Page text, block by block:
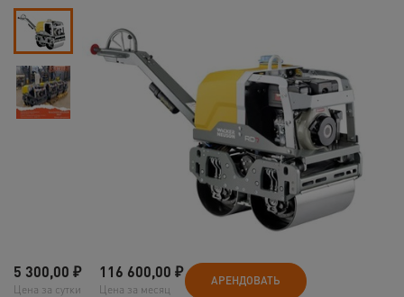
5 300,00 ₽
Цена за сутки
116 600,00 ₽
Цена за месяц
АРЕНДОВАТЬ